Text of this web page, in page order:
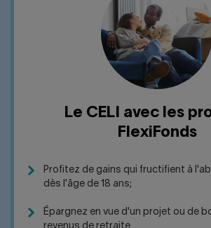
Le CELI avec les
FlexiFonds
Profitez de gains qui fructifient à
dès l'âge de 18 ans;
Épargnez en vue d'un projet ou de